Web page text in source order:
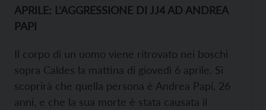
APRILE: L’AGGRESSIONE DI JJ4 AD ANDREA
PAPI
Il corpo di un uomo viene ritrovato nei boschi
sopra Caldes la mattina di giovedì 6 aprile. Si
scoprirà che quella persona è Andrea Papi, 26
anni, e che la sua morte è stata causata il